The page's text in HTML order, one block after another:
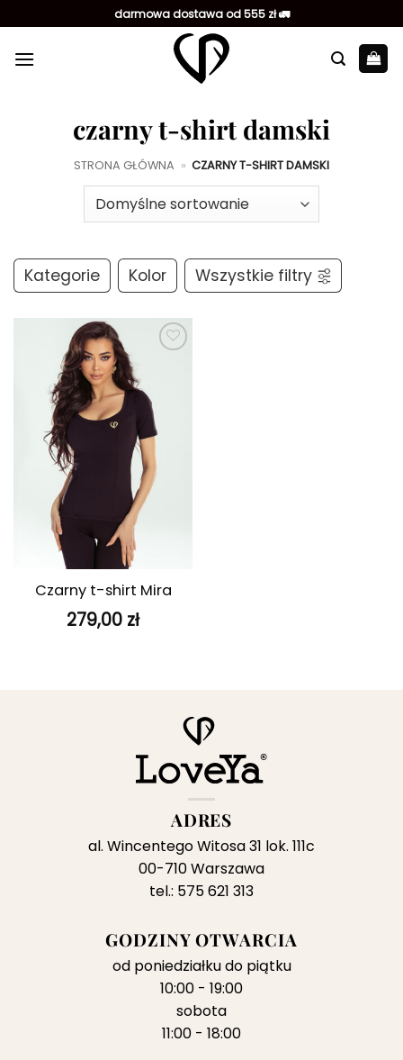
do
zawartości
darmowa dostawa od 555 zł 🚛
czarny t-shirt damski
STRONA GŁÓWNA » CZARNY T-SHIRT DAMSKI
Kategorie Kolor Wszystkie filtry
Dodaj do
ulubionych
Czarny t-shirt Mira
279,00 zł
ADRES
al. Wincentego Witosa 31 lok. 111c
00-710 Warszawa
tel.: 575 621 313
GODZINY OTWARCIA
od poniedziałku do piątku
10:00 - 19:00
sobota
11:00 - 18:00